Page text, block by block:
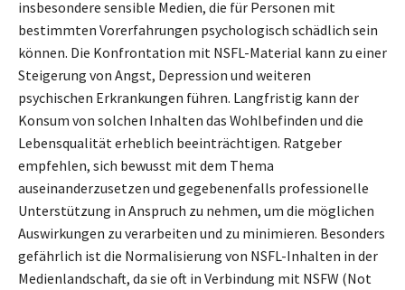
insbesondere sensible Medien, die für Personen mit
bestimmten Vorerfahrungen psychologisch schädlich sein
können. Die Konfrontation mit NSFL-Material kann zu einer
Steigerung von Angst, Depression und weiteren
psychischen Erkrankungen führen. Langfristig kann der
Konsum von solchen Inhalten das Wohlbefinden und die
Lebensqualität erheblich beeinträchtigen. Ratgeber
empfehlen, sich bewusst mit dem Thema
auseinanderzusetzen und gegebenenfalls professionelle
Unterstützung in Anspruch zu nehmen, um die möglichen
Auswirkungen zu verarbeiten und zu minimieren. Besonders
gefährlich ist die Normalisierung von NSFL-Inhalten in der
Medienlandschaft, da sie oft in Verbindung mit NSFW (Not